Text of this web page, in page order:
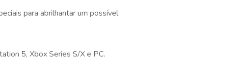
para abrilhantar um possível
5, Xbox Series S/X e PC.